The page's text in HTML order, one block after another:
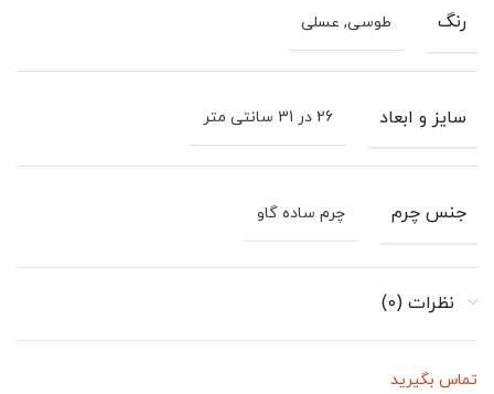
رنگ طوسی, عسلی
سایز و ابعاد 26 در 31 سانتی متر
جنس چرم چرم ساده گاو
نظرات (0)
تماس بگیرید